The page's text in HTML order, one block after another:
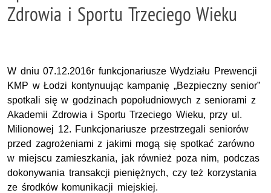
Zdrowia i Sportu Trzeciego Wieku
W dniu 07.12.2016r funkcjonariusze Wydziału Prewencji
KMP w Łodzi kontynuując kampanię „Bezpieczny senior”
spotkali się w godzinach popołudniowych z seniorami z
Akademii Zdrowia i Sportu Trzeciego Wieku, przy ul.
Milionowej 12. Funkcjonariusze przestrzegali seniorów
przed zagrożeniami z jakimi mogą się spotkać zarówno
w miejscu zamieszkania, jak również poza nim, podczas
dokonywania transakcji pieniężnych, czy też korzystania
ze środków komunikacji miejskiej.